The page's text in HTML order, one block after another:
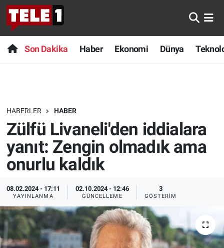
Son Dakika Haber Ekonomi Dünya
HABERLER HABER
Zülfü Livaneli'den iddialara
yanıt: Zengin olmadık ama
onurlu kaldık
08.02.2024 - 17:11
YAYINLANMA
02.10.2024 - 12:46
GÜNCELLEME
3
GÖSTERIM
Anında Manşet
Başka Sohbetler
Bilim turu
Bilim ve Teknoloji Evreni
Doğa Konuşuyor
Dünya
Ege Saati
Ege'den Esintiler
Son Dakika
Haber
Dünya
Teknoloji
Sağlık
Spor
Yayın Akışı
İletişim
Nöbetçi Eczaneler
Hava Durumu
Trafik Durumu
Süper Lig Puan Durumu ve Fikstür
Tüm Manşetler
Son Dakika Haberleri
Haber Arşivi